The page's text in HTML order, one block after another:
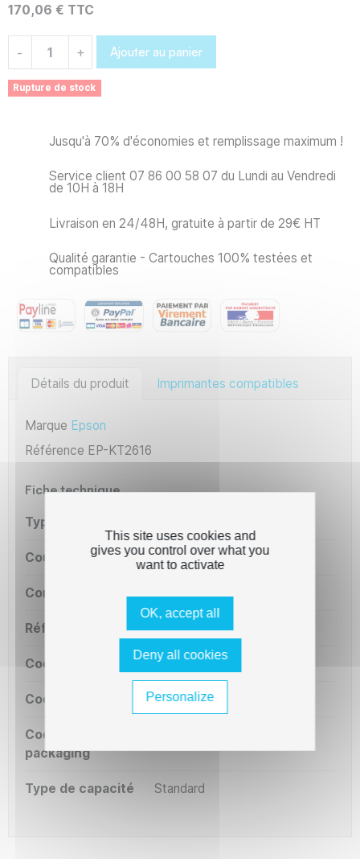
170,06 € TTC
- + Ajouter au panier
Rupture de stock
Jusqu'à 70% d'économies et remplissage maximum !
Service client 07 86 00 58 07 du Lundi au Vendredi
de 10H à 18H
Livraison en 24/48H, gratuite à partir de 29€ HT
Qualité garantie - Cartouches 100% testées et
compatibles
Détails du produit Imprimantes compatibles
Marque Epson
Référence EP-KT2616
Fiche technique
Type
Couleur Noir, cyan, magenta, jaune
Constructeur
Référence OEM C13T26164010
Code court KT2616
Code série E26
Code OEM
packaging
Type de capacité Standard
This site uses cookies and
gives you control over what you
want to activate
OK, accept all
Deny all cookies
Personalize